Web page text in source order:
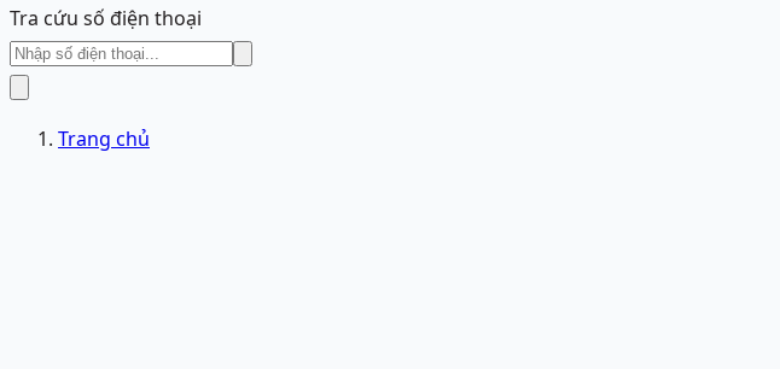
Tra cứu số điện thoại
Trang chủ